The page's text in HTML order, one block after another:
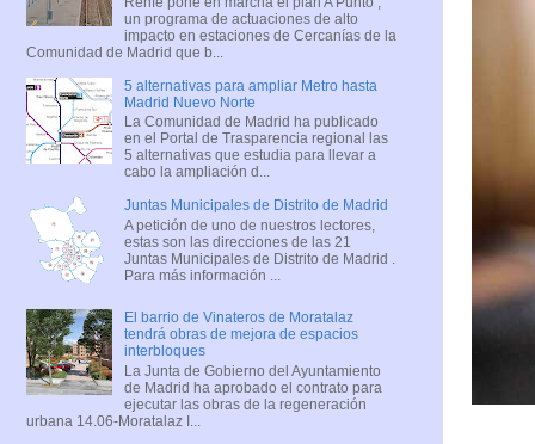
un programa de actuaciones de alto
impacto en estaciones de Cercanías de la
Comunidad de Madrid que b...
5 alternativas para ampliar Metro hasta
Madrid Nuevo Norte
La Comunidad de Madrid ha publicado
en el Portal de Trasparencia regional las
5 alternativas que estudia para llevar a
cabo la ampliación d...
Juntas Municipales de Distrito de Madrid
A petición de uno de nuestros lectores,
estas son las direcciones de las 21
Juntas Municipales de Distrito de Madrid .
Para más información ...
El barrio de Vinateros de Moratalaz
tendrá obras de mejora de espacios
interbloques
La Junta de Gobierno del Ayuntamiento
de Madrid ha aprobado el contrato para
ejecutar las obras de la regeneración
urbana 14.06-Moratalaz I...